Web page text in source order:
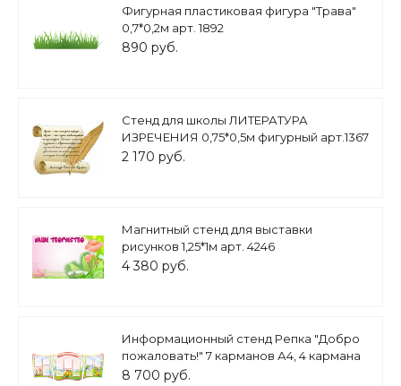
Фигурная пластиковая фигура "Трава"
0,7*0,2м арт. 1892
890 руб.
Стенд для школы ЛИТЕРАТУРА
ИЗРЕЧЕНИЯ 0,75*0,5м фигурный арт.1367
2 170 руб.
Магнитный стенд для выставки
рисунков 1,25*1м арт. 4246
4 380 руб.
Информационный стенд Репка "Добро
пожаловать!" 7 карманов А4, 4 кармана
А5 0,65х0,8м., 1,23х0,9м., 0,65х0,8м.
8 700 руб.